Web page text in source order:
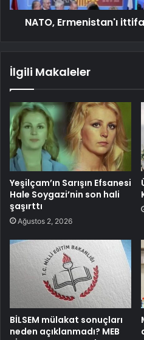
NATO, Ermenistan'ı
İlgili Makaleler
Yeşilçam’ın Sarışın Efsanesi
Hale Soygazi’nin son hali
şaşırttı
Ağustos 2, 2026
BİLSEM mülakat sonuçları
neden açıklanmadı? MEB